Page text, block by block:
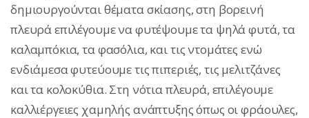
δημιουργούνται θέματα σκίασης, στη βορεινή
πλευρά επιλέγουμε να φυτέψουμε τα ψηλά φυτά, τα
καλαμπόκια, τα φασόλια, και τις ντομάτες ενώ
ενδιάμεσα φυτεύουμε τις πιπεριές, τις μελιτζάνες
και τα κολοκύθια. Στη νότια πλευρά, επιλέγουμε
καλλιέργειες χαμηλής ανάπτυξης όπως οι φράουλες,